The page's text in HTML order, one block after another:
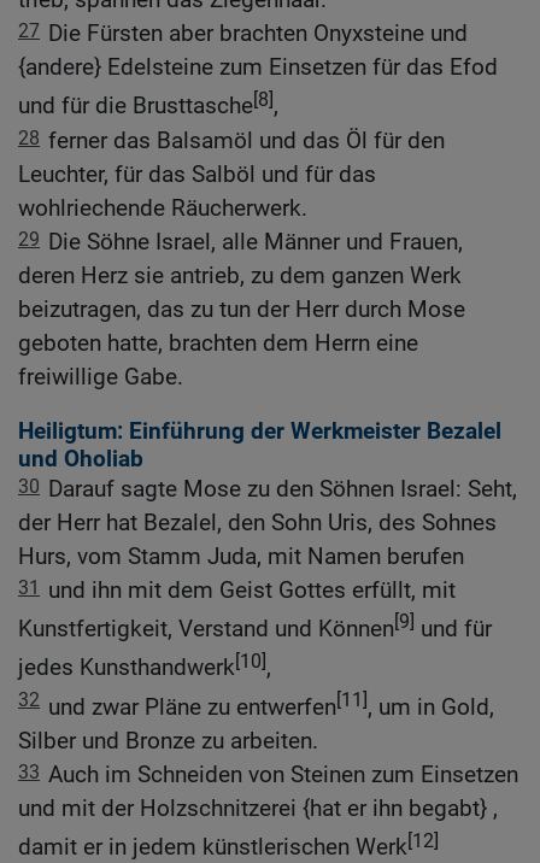
27 Die Fürsten aber brachten Onyxsteine und
{andere} Edelsteine zum Einsetzen für das Efod
und für die Brusttasche[8],
28 ferner das Balsamöl und das Öl für den
Leuchter, für das Salböl und für das
wohlriechende Räucherwerk.
29 Die Söhne Israel, alle Männer und Frauen,
deren Herz sie antrieb, zu dem ganzen Werk
beizutragen, das zu tun der Herr durch Mose
geboten hatte, brachten dem Herrn eine
freiwillige Gabe.
Heiligtum: Einführung der Werkmeister Bezalel
und Oholiab
30 Darauf sagte Mose zu den Söhnen Israel: Seht,
der Herr hat Bezalel, den Sohn Uris, des Sohnes
Hurs, vom Stamm Juda, mit Namen berufen
31 und ihn mit dem Geist Gottes erfüllt, mit
Kunstfertigkeit, Verstand und Können[9] und für
jedes Kunsthandwerk[10],
32 und zwar Pläne zu entwerfen[11], um in Gold,
Silber und Bronze zu arbeiten.
33 Auch im Schneiden von Steinen zum Einsetzen
und mit der Holzschnitzerei {hat er ihn begabt} ,
damit er in jedem künstlerischen Werk[12]